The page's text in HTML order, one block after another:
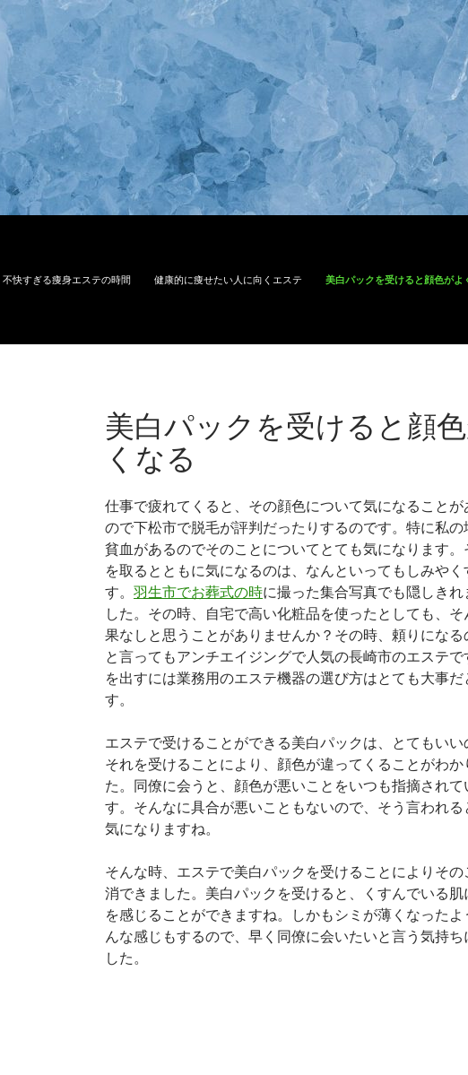
不快すぎる痩身エステの時間 健康的に痩せたい人に向くエステ 美白パックを受けると顔色がよ
美白パックを受けると顔
くなる
仕事で疲れてくると、その顔色について気になることが
ので下松市で脱毛が評判だったりするのです。特に私の
貧血があるのでそのことについてとても気になります。
を取るとともに気になるのは、なんといってもしみやく
す。 羽生市でお葬式の時に撮った集合写真でも隠しきれ
した。その時、自宅で高い化粧品を使ったとしても、そ
果なしと思うことがありませんか？その時、頼りになる
と言ってもアンチエイジングで人気の長崎市のエステで
を出すには業務用のエステ機器の選び方はとても大事だ
す。
エステで受けることができる美白パックは、とてもいい
それを受けることにより、顔色が違ってくることがわか
た。同僚に会うと、顔色が悪いことをいつも指摘されて
す。そんなに具合が悪いこともないので、そう言われる
気になりますね。
そんな時、エステで美白パックを受けることによりその
消できました。美白パックを受けると、くすんでいる肌
を感じることができますね。しかもシミが薄くなったよ
んな感じもするので、早く同僚に会いたいと言う気持ち
した。